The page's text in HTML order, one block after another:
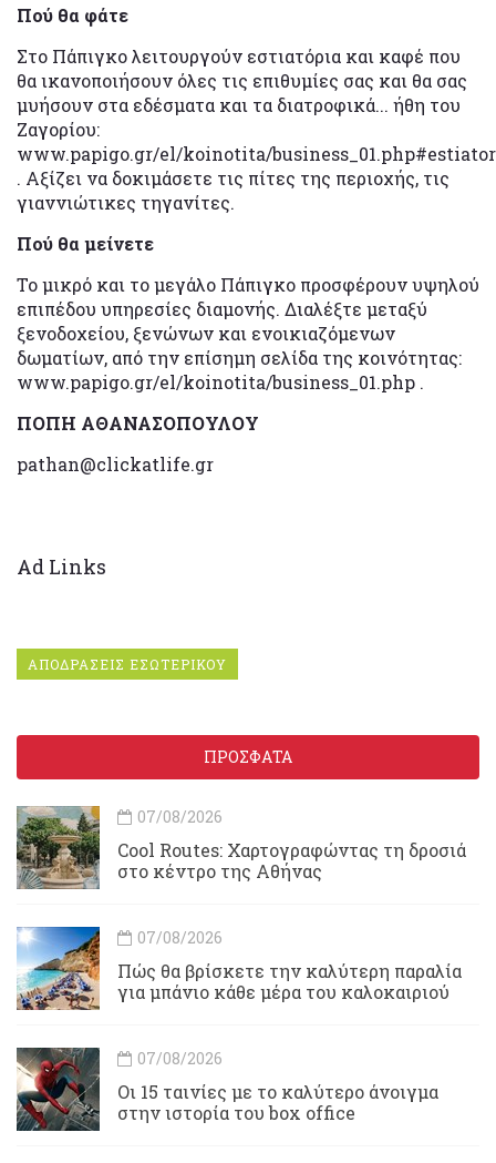
Πού θα φάτε
Στο Πάπιγκο λειτουργούν εστιατόρια και καφέ που
θα ικανοποιήσουν όλες τις επιθυμίες σας και θα σας
μυήσουν στα εδέσματα και τα διατροφικά... ήθη του
Ζαγορίου:
www.papigo.gr/el/koinotita/
. Αξίζει να δοκιμάσετε τις πίτες της περιοχής, τις
γιαννιώτικες τηγανίτες.
Πού θα μείνετε
Το μικρό και το μεγάλο Πάπιγκο προσφέρουν υψηλού
επιπέδου υπηρεσίες διαμονής. Διαλέξτε μεταξύ
ξενοδοχείου, ξενώνων και ενοικιαζόμενων
δωματίων, από την επίσημη σελίδα της κοινότητας:
www.papigo.gr/el/koinotita/business_01.php .
ΠΟΠΗ ΑΘΑΝΑΣΟΠΟΥΛΟΥ
pathan@clickatlife.gr
Ad Links
ΑΠΟΔΡΑΣΕΙΣ ΕΣΩΤΕΡΙΚΟΥ
ΠΡΟΣΦΑΤΑ
07/08/2026
Cool Routes: Χαρτογραφώντας τη δροσιά
στο κέντρο της Αθήνας
07/08/2026
Πώς θα βρίσκετε την καλύτερη παραλία
για μπάνιο κάθε μέρα του καλοκαιριού
07/08/2026
Οι 15 ταινίες με το καλύτερο άνοιγμα
στην ιστορία του box office